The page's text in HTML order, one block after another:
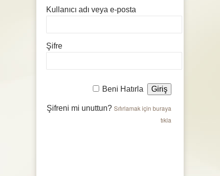
Kullanıcı adı veya e-posta
Şifre
Beni Hatırla
Şifreni mi unuttun? Sıfırlamak için buraya
tıkla